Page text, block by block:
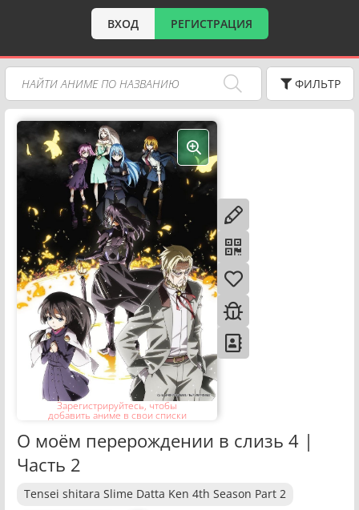
ВХОД РЕГИСТРАЦИЯ
ФИЛЬТР
Зарегистрируйтесь, чтобы
добавить аниме в свои списки
О моём перерождении в слизь 4 |
Часть 2
Tensei shitara Slime Datta Ken 4th Season Part 2